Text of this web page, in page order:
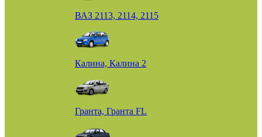
ВАЗ 2113, 2114, 2115
Калина, Калина 2
Гранта, Гранта FL